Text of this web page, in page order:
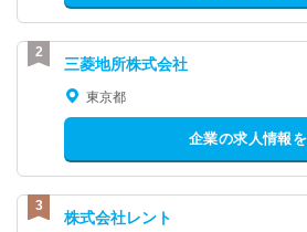
三菱地所株式会社
東京都
企業の求人情報
株式会社レント